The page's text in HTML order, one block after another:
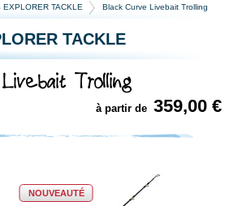
PANIER
EXPLORER TACKLE Black Curve Livebait Trolling
TACKLE
Trolling
à partir de 359,00 €
NOUVEAUTÉ